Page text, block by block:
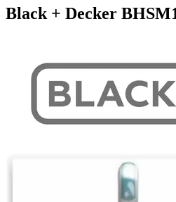
Black + Decker